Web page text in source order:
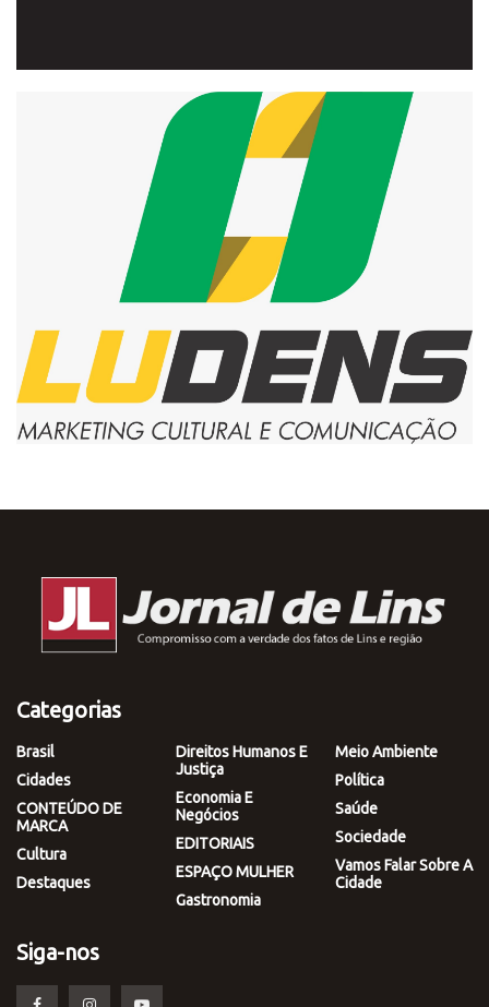
Categorias
Brasil
Cidades
CONTEÚDO DE
MARCA
Cultura
Destaques
Direitos Humanos E
Justiça
Economia E
Negócios
EDITORIAIS
ESPAÇO MULHER
Gastronomia
Meio Ambiente
Política
Saúde
Sociedade
Vamos Falar Sobre A
Cidade
Siga-nos